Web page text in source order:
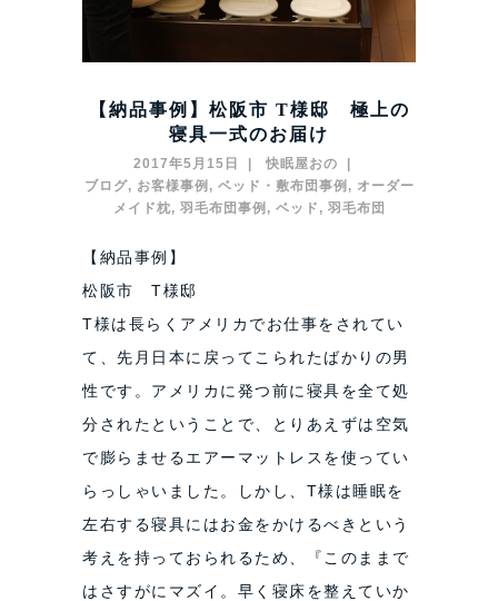
【納品事例】松阪市 T様邸 極上の
寝具一式のお届け
2017年5月15日
快眠屋おの
ブログ, お客様事例 , ベッド・敷布団事例 , オーダー
メイド枕, 羽毛布団事例 , ベッド , 羽毛布団
【納品事例】
松阪市 T様邸
T様は長らくアメリカでお仕事をされてい
て、先月日本に戻ってこられたばかりの男
性です。アメリカに発つ前に寝具を全て処
分されたということで、とりあえずは空気
で膨らませるエアーマットレスを使ってい
らっしゃいました。しかし、T様は睡眠を
左右する寝具にはお金をかけるべきという
考えを持っておられるため、『このままで
はさすがにマズイ。早く寝床を整えていか